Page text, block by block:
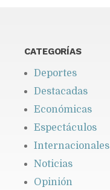
CATEGORÍAS
Deportes
Destacadas
Económicas
Espectáculos
Internacionales
Noticias
Opinión